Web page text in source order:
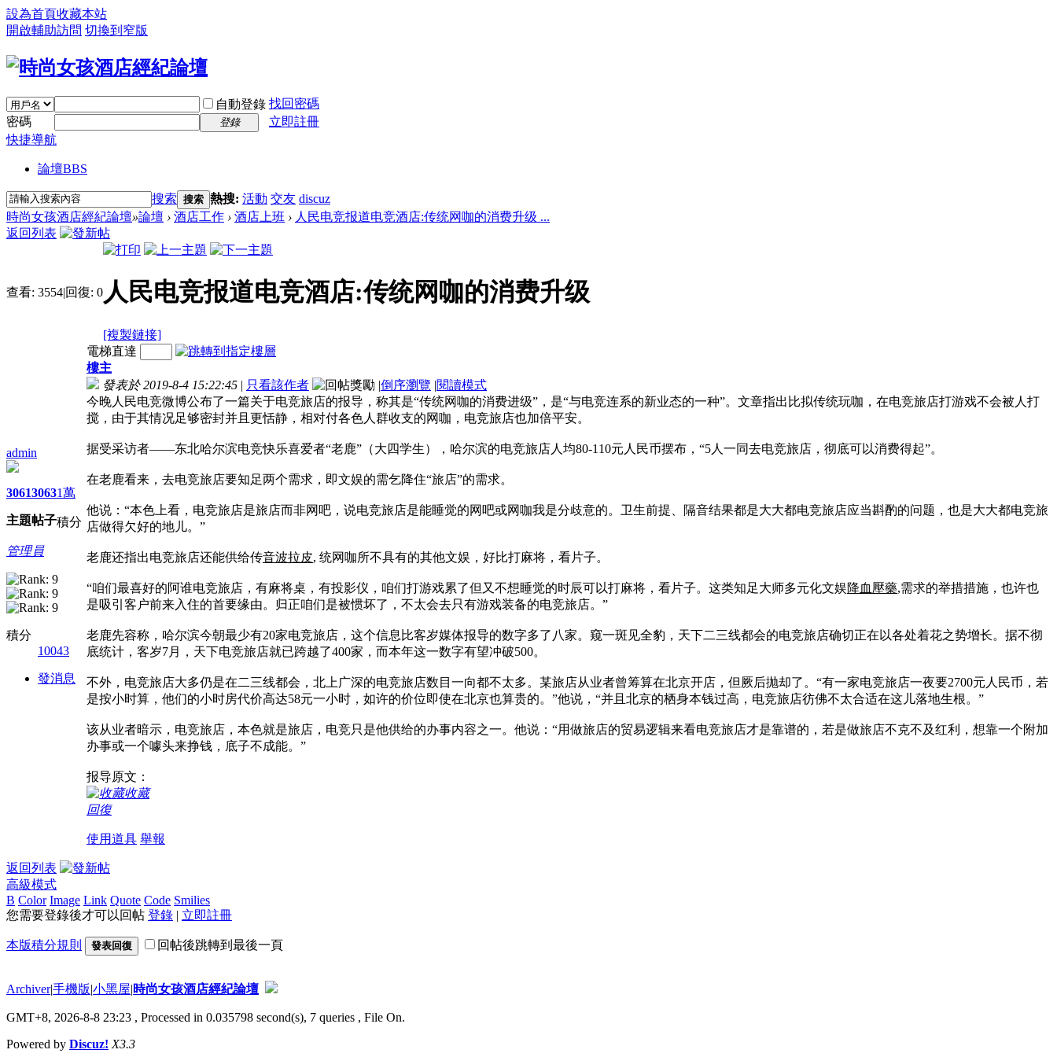
設為首頁收藏本站
開啟輔助訪問 切換到窄版
自動登錄 找回密碼
密碼
登錄
立即註冊
快捷導航
論壇BBS
搜索 搜索 熱搜: 活動 交友 discuz
時尚女孩酒店經紀論壇»論壇 › 酒店工作 › 酒店上班 › 人民电竞报道电竞酒店:传统网咖的消费升级 ...
返回列表
查看: 3554|回復: 0人民电竞报道电竞酒店:传统网咖的消费升级
[複製鏈接]
admin
3061
主題
3063
帖子
1萬
積分
管理員
積分
10043
發消息
電梯直達
樓主
發表於 2019-8-4 15:22:45 | 只看該作者 |倒序瀏覽 |閱讀模式
今晚人民电竞微博公布了一篇关于电竞旅店的报导，称其是“传统网咖的消费进级”，是“与电竞连系的新业态的一种”。文章指出比拟传统玩咖，在电竞旅店打游戏不会被人打
搅，由于其情况足够密封并且更恬静，相对付各色人群收支的网咖，电竞旅店也加倍平安。
据受采访者——东北哈尔滨电竞快乐喜爱者“老鹿”（大四学生），哈尔滨的电竞旅店人均80-110元人民币摆布，“5人一同去电竞旅店，彻底可以消费得起”。
在老鹿看来，去电竞旅店要知足两个需求，即文娱的需乞降住“旅店”的需求。
他说：“本色上看，电竞旅店是旅店而非网吧，说电竞旅店是能睡觉的网吧或网咖我是分歧意的。卫生前提、隔音结果都是大大都电竞旅店应当斟酌的问题，也是大大都电竞旅
店做得欠好的地儿。”
老鹿还指出电竞旅店还能供给传音波拉皮, 统网咖所不具有的其他文娱，好比打麻将，看片子。
“咱们最喜好的阿谁电竞旅店，有麻将桌，有投影仪，咱们打游戏累了但又不想睡觉的时辰可以打麻将，看片子。这类知足大师多元化文娱降血壓藥,需求的举措措施，也许也
是吸引客户前来入住的首要缘由。归正咱们是被惯坏了，不太会去只有游戏装备的电竞旅店。”
老鹿先容称，哈尔滨今朝最少有20家电竞旅店，这个信息比客岁媒体报导的数字多了八家。窥一斑见全豹，天下二三线都会的电竞旅店确切正在以各处着花之势增长。据不彻
底统计，客岁7月，天下电竞旅店就已跨越了400家，而本年这一数字有望冲破500。
不外，电竞旅店大多仍是在二三线都会，北上广深的电竞旅店数目一向都不太多。某旅店从业者曾筹算在北京开店，但厥后抛却了。“有一家电竞旅店一夜要2700元人民币，若
是按小时算，他们的小时房代价高达58元一小时，如许的价位即使在北京也算贵的。”他说，“并且北京的栖身本钱过高，电竞旅店彷佛不太合适在这儿落地生根。”
该从业者暗示，电竞旅店，本色就是旅店，电竞只是他供给的办事内容之一。他说：“用做旅店的贸易逻辑来看电竞旅店才是靠谱的，若是做旅店不克不及红利，想靠一个附加
办事或一个噱头来挣钱，底子不成能。”
报导原文：
收藏
回復
使用道具 舉報
返回列表
高級模式
B Color Image Link Quote Code Smilies
您需要登錄後才可以回帖 登錄 | 立即註冊
本版積分規則 發表回復 回帖後跳轉到最後一頁
Archiver|手機版|小黑屋|時尚女孩酒店經紀論壇
GMT+8, 2026-8-8 23:23 , Processed in 0.035798 second(s), 7 queries , File On.
Powered by Discuz! X3.3